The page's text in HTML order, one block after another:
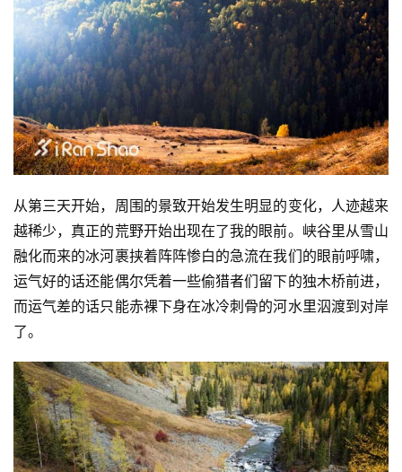
从第三天开始，周围的景致开始发生明显的变化，人迹越来
越稀少，真正的荒野开始出现在了我的眼前。峡谷里从雪山
融化而来的冰河裹挟着阵阵惨白的急流在我们的眼前呼啸，
运气好的话还能偶尔凭着一些偷猎者们留下的独木桥前进，
而运气差的话只能赤裸下身在冰冷刺骨的河水里泅渡到对岸
了。